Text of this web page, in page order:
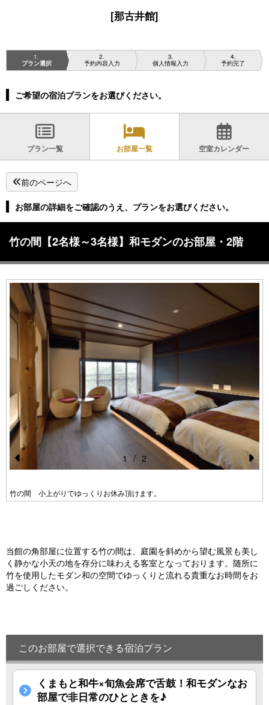
[那古井館]
1
プラン選択
2
予約内容入力
3
個人情報入力
4
予約完了
ご希望の宿泊プランをお選びください。
プラン一覧 お部屋一覧 空室カレンダー
前のページへ
お部屋の詳細をご確認のうえ、プランをお選びください。
竹の間【2名様～3名様】和モダンのお部屋・2階
Pr
e
u
s
竹の間 小上がりでゆっくりお休み頂けます。
N
1 / 2
当館の角部屋に位置する竹の間は、庭園を斜めから望む風景も美し
く静かな小天の地を存分に味わえる客室となっております。随所に
竹を使用したモダン和の空間でゆっくりと流れる貴重なお時間をお
過ごしください。
このお部屋で選択できる宿泊プラン
くまもと和牛×旬魚会席で舌鼓！和モダンなお
部屋で非日常のひとときを♪